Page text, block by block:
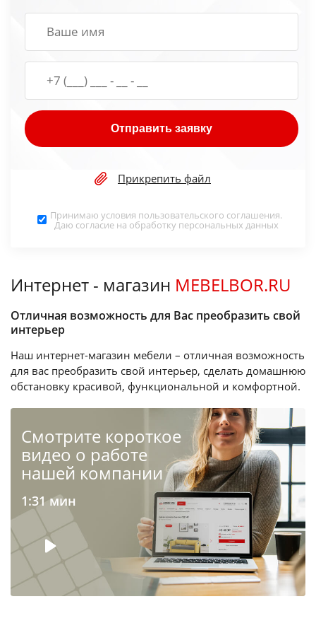
Отправить заявку
Прикрепить файл
Принимаю условия пользовательского соглашения.
Даю согласие на обработку персональных данных
Интернет - магазин MEBELBOR.RU
Отличная возможность для Вас преобразить свой
интерьер
Наш интернет-магазин мебели – отличная возможность
для вас преобразить свой интерьер, сделать домашнюю
обстановку красивой, функциональной и комфортной.
Cмотрите короткое
видео о работе
нашей компании
1:31 мин